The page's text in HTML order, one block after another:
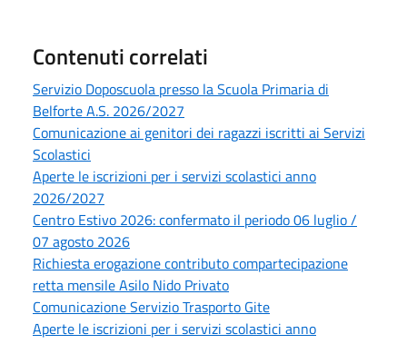
Contenuti correlati
Servizio Doposcuola presso la Scuola Primaria di
Belforte A.S. 2026/2027
Comunicazione ai genitori dei ragazzi iscritti ai Servizi
Scolastici
Aperte le iscrizioni per i servizi scolastici anno
2026/2027
Centro Estivo 2026: confermato il periodo 06 luglio /
07 agosto 2026
Richiesta erogazione contributo compartecipazione
retta mensile Asilo Nido Privato
Comunicazione Servizio Trasporto Gite
Aperte le iscrizioni per i servizi scolastici anno